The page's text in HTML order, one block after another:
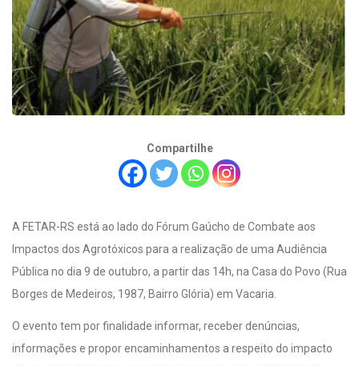
Compartilhe
A FETAR-RS está ao lado do Fórum Gaúcho de Combate aos
Impactos dos Agrotóxicos para a realização de uma Audiência
Pública no dia 9 de outubro, a partir das 14h, na Casa do Povo (Rua
Borges de Medeiros, 1987, Bairro Glória) em Vacaria.
O evento tem por finalidade informar, receber denúncias,
informações e propor encaminhamentos a respeito do impacto